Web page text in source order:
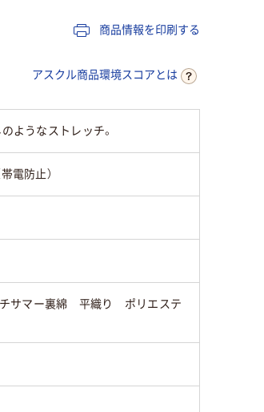
商品情報を印刷する
アスクル商品環境スコアとは
ようなストレッチ。
電防止）
チサマー裏綿 平織り ポリエステ